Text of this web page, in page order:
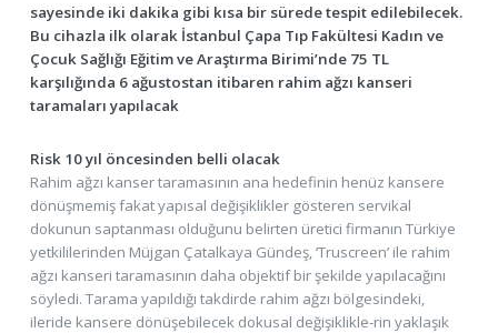
sayesinde iki dakika gibi kısa bir sürede tespit edilebilecek.
Bu cihazla ilk olarak İstanbul Çapa Tıp Fakültesi Kadın ve
Çocuk Sağlığı Eğitim ve Araştırma Birimi’nde 75 TL
karşılığında 6 ağustostan itibaren rahim ağzı kanseri
taramaları yapılacak
Risk 10 yıl öncesinden belli olacak
Rahim ağzı kanser taramasının ana hedefinin henüz kansere
dönüşmemiş fakat yapısal değişiklikler gösteren servikal
dokunun saptanması olduğunu belirten üretici firmanın Türkiye
yetkililerinden Müjgan Çatalkaya Gündeş, ‘Truscreen’ ile rahim
ağzı kanseri taramasının daha objektif bir şekilde yapılacağını
söyledi. Tarama yapıldığı takdirde rahim ağzı bölgesindeki,
ileride kansere dönüşebilecek dokusal değişiklikle-rin yaklaşık